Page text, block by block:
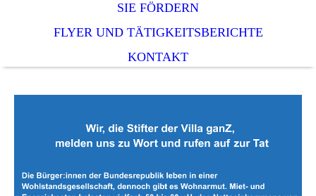
SIE FÖRDERN
FLYER UND TÄTIGKEITSBERICHTE
KONTAKT